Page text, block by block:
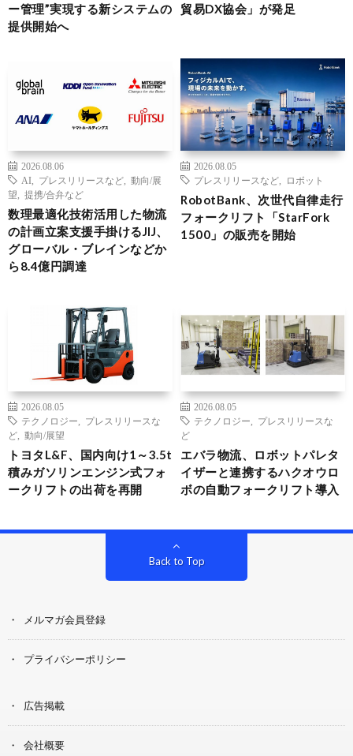
ー管理”実現する新システムの
提供開始へ
貿易DX協会」が発足
2026.08.06
AI
プレスリリースなど
動向/展
望
提携/合弁など
数理最適化技術活用した物流
の計画立案支援手掛けるJIJ、
グローバル・ブレインなどか
ら8.4億円調達
2026.08.05
プレスリリースなど
ロボット
RobotBank、次世代自律走行
フォークリフト「StarFork
1500」の販売を開始
2026.08.05
テクノロジー
プレスリリースな
ど
動向/展望
トヨタL&F、国内向け1～3.5t
積みガソリンエンジン式フォ
ークリフトの出荷を再開
2026.08.05
テクノロジー
プレスリリースな
ど
エバラ物流、ロボットパレタ
イザーと連携するハクオウロ
ボの自動フォークリフト導入
Back to Top
メルマガ会員登録
プライバシーポリシー
広告掲載
会社概要